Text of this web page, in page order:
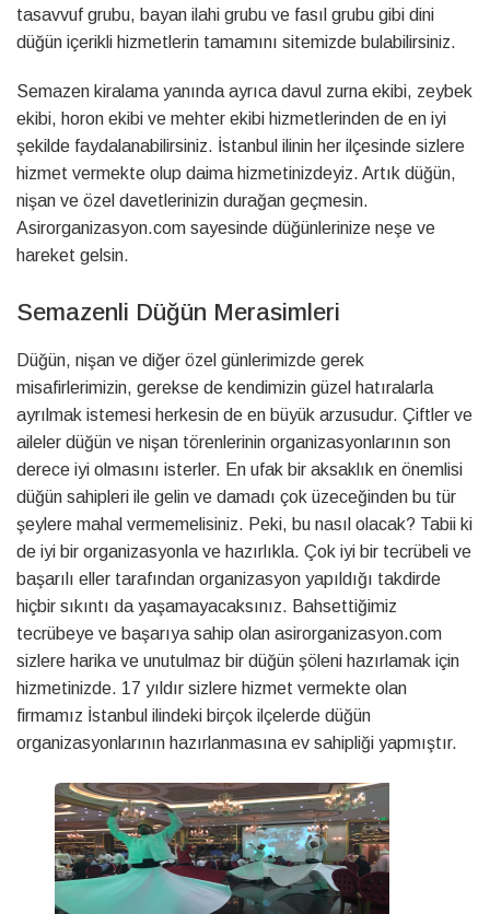
tasavvuf grubu, bayan ilahi grubu ve fasıl grubu gibi dini
düğün içerikli hizmetlerin tamamını sitemizde bulabilirsiniz.
Semazen kiralama yanında ayrıca davul zurna ekibi, zeybek
ekibi, horon ekibi ve mehter ekibi hizmetlerinden de en iyi
şekilde faydalanabilirsiniz. İstanbul ilinin her ilçesinde sizlere
hizmet vermekte olup daima hizmetinizdeyiz. Artık düğün,
nişan ve özel davetlerinizin durağan geçmesin.
Asirorganizasyon.com sayesinde düğünlerinize neşe ve
hareket gelsin.
Semazenli Düğün Merasimleri
Düğün, nişan ve diğer özel günlerimizde gerek
misafirlerimizin, gerekse de kendimizin güzel hatıralarla
ayrılmak istemesi herkesin de en büyük arzusudur. Çiftler ve
aileler düğün ve nişan törenlerinin organizasyonlarının son
derece iyi olmasını isterler. En ufak bir aksaklık en önemlisi
düğün sahipleri ile gelin ve damadı çok üzeceğinden bu tür
şeylere mahal vermemelisiniz. Peki, bu nasıl olacak? Tabii ki
de iyi bir organizasyonla ve hazırlıkla. Çok iyi bir tecrübeli ve
başarılı eller tarafından organizasyon yapıldığı takdirde
hiçbir sıkıntı da yaşamayacaksınız. Bahsettiğimiz
tecrübeye ve başarıya sahip olan asirorganizasyon.com
sizlere harika ve unutulmaz bir düğün şöleni hazırlamak için
hizmetinizde. 17 yıldır sizlere hizmet vermekte olan
firmamız İstanbul ilindeki birçok ilçelerde düğün
organizasyonlarının hazırlanmasına ev sahipliği yapmıştır.